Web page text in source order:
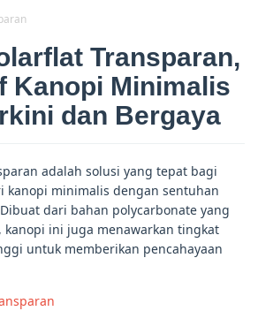
Transparan,
Kanopi Minimalis
dan Bergaya
adalah solusi yang tepat bagi
kanopi minimalis dengan sentuhan
dari bahan polycarbonate yang
kanopi ini juga menawarkan tingkat
untuk memberikan pencahayaan